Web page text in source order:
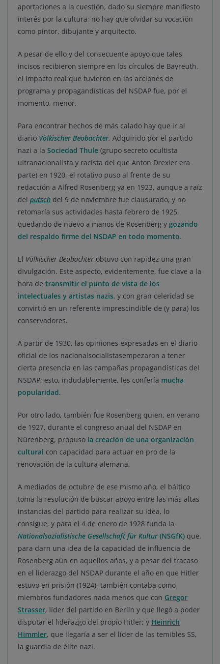
aportaciones a la cuestión, dado su siempre manifiesto
interés por la cultura; no hay que olvidar su vocación
como pintor, dibujante y arquitecto.
A pesar de ello y del consecuente apoyo que tales
incisos recibieron siempre en los círculos de Bayreuth,
el impacto real que tuvieron en las acciones de
programa y propagandísticas del NSDAP fue, por el
momento, menor.
Para encontrar hechos de más calado hay que ir al
diario Völkischer Beobachter. Adquirido por el partido
nazi a la Sociedad Thule (grupo secreto ocultista
ultranacionalista y racista del que Anton Drexler era
parte) en 1920, el rotativo puso al frente de su
redacción a Alfred Rosenberg ya en 1923, aunque a raíz
del putsch del 9 de noviembre fue clausurado, y no
retomaría sus actividades hasta febrero de 1925,
quedando de nuevo a manos de Rosenberg y gozando
del respaldo firme del NSDAP en todo momento.
El Völkischer Beobachter obtuvo con rapidez una gran
divulgación. Este aspecto, evidentemente, fue clave a la
hora de transmitir el punto de vista de los
intelectuales y artistas nazis, y con gran celeridad se
convirtió en un referente imprescindible de (y para) los
conservadores.
A partir de 1930, las opiniones expresadas en el diario
oficial de los nacionalsocialistasempezaron a tener
cierta presencia en las campañas propagandísticas del
NSDAP; esto, indudablemente, les confería mucha
popularidad.
Por otro lado, también fue Rosenberg quien, en verano
de 1927, durante el congreso anual del NSDAP en
Nürenberg, propuso la creación de una organización
cultural con capacidad para actuar en pro de la
renovación de la cultura alemana.
A mediados de octubre de ese mismo año, el báltico
toma la resolución de buscar apoyo entre las más altas
instancias del partido para realizar su idea, lo
consigue, y para el 4 de enero de 1928 funda la
Nationalsozialistische Gesellschaft für Kultur (NSGfK) que,
para darn una idea de la capacidad de influencia de
Rosenberg aún en aquellos años, y a pesar del fracaso
en el liderazgo del NSDAP durante el año en que Hitler
estuvo en prisión (1924), también contaba como
miembros fundadores nada menos que con Gregor
Strasser, líder del partido en Berlín y que llegó a poder
disputar el liderazgo del propio Hitler; y Heinrich
Himmler, que llegaría a ser el líder de las temibles SS,
la guardia de élite nazi.